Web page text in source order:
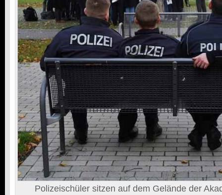
Polizeischüler sitzen auf dem Gelände der